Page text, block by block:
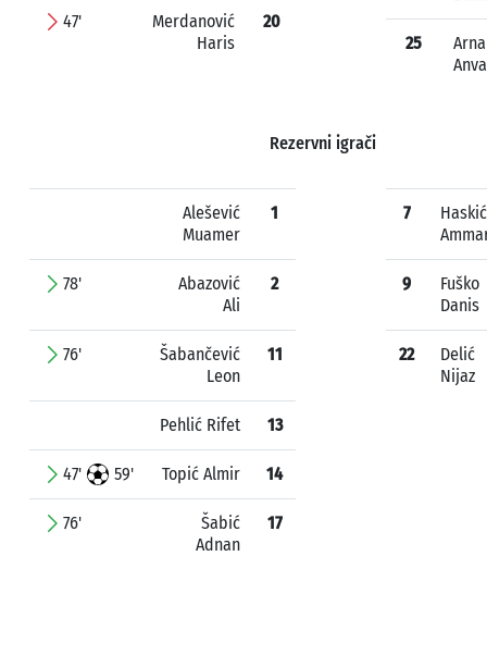
47'
Merdanović
Haris
20
25
Rezervni igrači
Alešević
Muamer
1
78'
Abazović
Ali
2
76'
Šabančević
Leon
11
Pehlić Rifet 13
47' 59' Topić Almir 14
76'
Šabić
Adnan
17
7
Haskić
9
Fuško
Danis
22
Delić
Nijaz